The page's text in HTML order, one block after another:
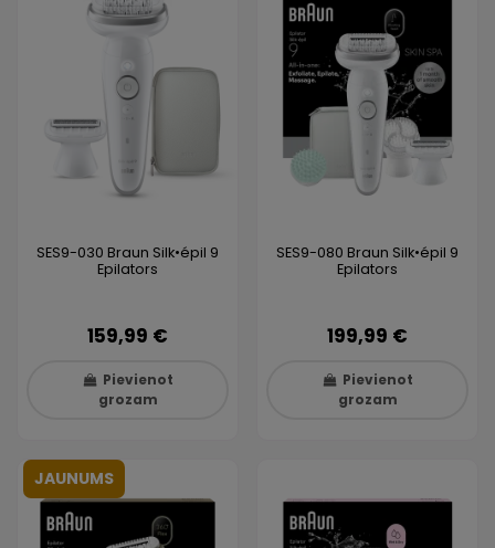
SES9-030 Braun Silk•épil 9
Epilators
159,99 €
Pievienot
grozam
SES9-080 Braun Silk•épil 9
Epilators
199,99 €
Pievienot
grozam
JAUNUMS